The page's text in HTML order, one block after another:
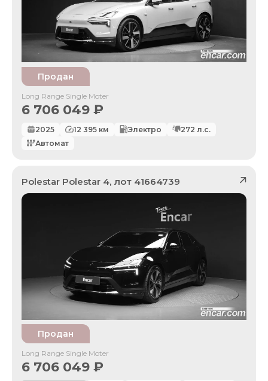
Продан
Long Range Single Moter
6 706 049 ₽
2025 12 395 км Электро 272 л.с.
Автомат
Polestar Polestar 4, лот 41664739
Продан
Long Range Single Moter
6 706 049 ₽